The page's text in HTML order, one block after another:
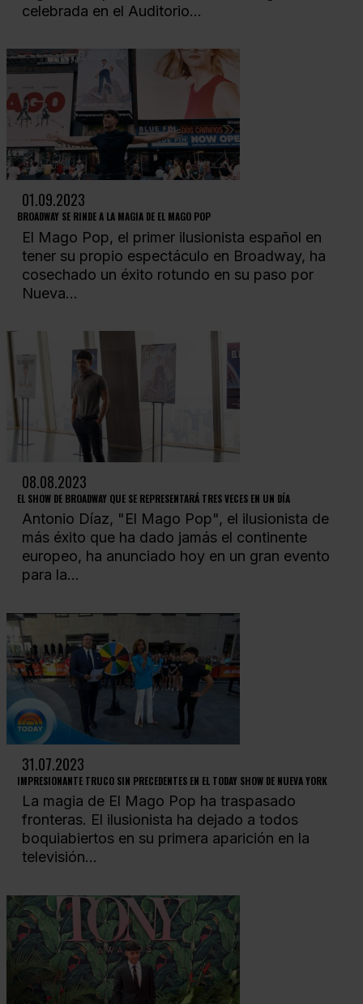
celebrada en el Auditorio...
01.09.2023
BROADWAY SE RINDE A LA MAGIA DE EL MAGO POP
El Mago Pop, el primer ilusionista español en
tener su propio espectáculo en Broadway, ha
cosechado un éxito rotundo en su paso por
Nueva...
08.08.2023
EL SHOW DE BROADWAY QUE SE REPRESENTARÁ TRES VECES EN UN DÍA
Antonio Díaz, "El Mago Pop", el ilusionista de
más éxito que ha dado jamás el continente
europeo, ha anunciado hoy en un gran evento
para la...
31.07.2023
IMPRESIONANTE TRUCO SIN PRECEDENTES EN EL TODAY SHOW DE NUEVA YORK
La magia de El Mago Pop ha traspasado
fronteras. El ilusionista ha dejado a todos
boquiabiertos en su primera aparición en la
televisión...